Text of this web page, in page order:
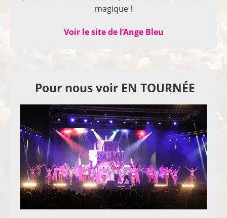
magique !
Voir le site de l’Ange Bleu
Pour nous voir EN TOURNÉE